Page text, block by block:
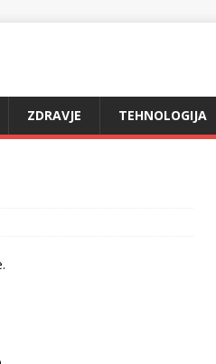
ZDRAVJE TEHNOLOGIJA